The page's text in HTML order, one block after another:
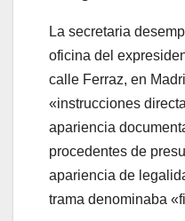
La secretaria
oficina del
calle Ferraz, en
«instrucciones
apariencia
procedentes de
apariencia de
trama denominaba